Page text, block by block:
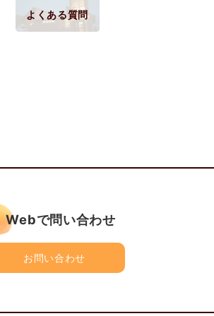
よくある質問
Webで問い合わせ
お問い合わせ